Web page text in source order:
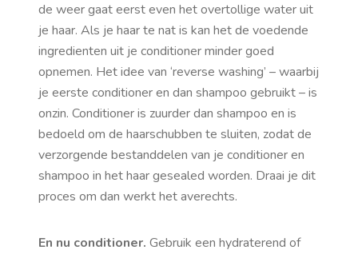
de weer gaat eerst even het overtollige water uit
je haar. Als je haar te nat is kan het de voedende
ingredienten uit je conditioner minder goed
opnemen. Het idee van ‘reverse washing’ – waarbij
je eerste conditioner en dan shampoo gebruikt – is
onzin. Conditioner is zuurder dan shampoo en is
bedoeld om de haarschubben te sluiten, zodat de
verzorgende bestanddelen van je conditioner en
shampoo in het haar gesealed worden. Draai je dit
proces om dan werkt het averechts.
En nu conditioner. Gebruik een hydraterend of